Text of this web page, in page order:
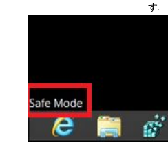
す.